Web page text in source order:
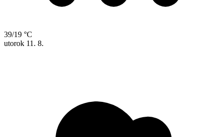
39/19 °C
utorok 11. 8.